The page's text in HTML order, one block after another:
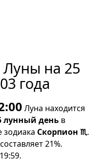
Луны на 25
года
Луна находится
лунный день в
зодиака Скорпион ♏.
21%.